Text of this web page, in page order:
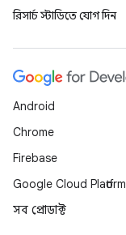
রিসার্চ স্টাডিতে যোগ দিন
Android
Chrome
Firebase
Google Cloud Platform
সব প্রোডাক্ট